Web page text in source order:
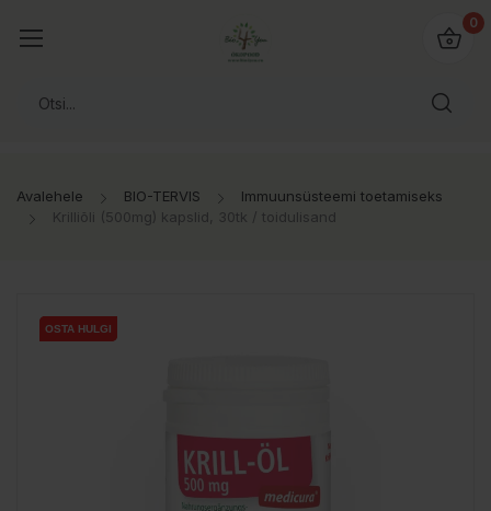
0
Avalehele BIO-TERVIS
Immuunsüsteemi toetamiseks
Krilliõli (500mg) kapslid, 30tk / toidulisand
OSTA HULGI
OSTA HULGI